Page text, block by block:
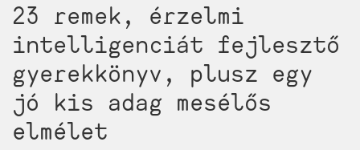
23 remek, érzelmi
intelligenciát fejlesztő
gyerekkönyv, plusz egy
jó kis adag mesélős
elmélet